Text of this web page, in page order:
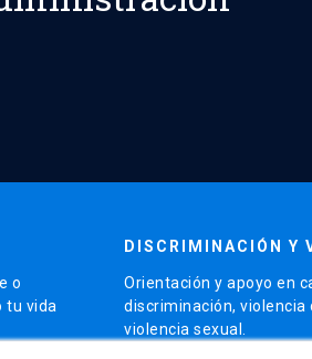
o
tu vida
DISCRIMINACIÓN Y
Orientación y apoyo en
discriminación, violencia
violencia sexual.